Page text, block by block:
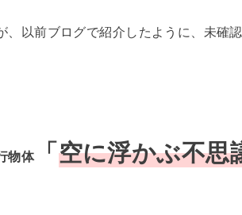
、以前ブログで紹介したように、未確
物体「 空に浮かぶ不思